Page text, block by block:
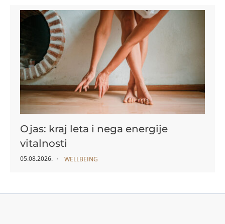
Ojas: kraj leta i nega energije
vitalnosti
05.08.2026. WELLBEING